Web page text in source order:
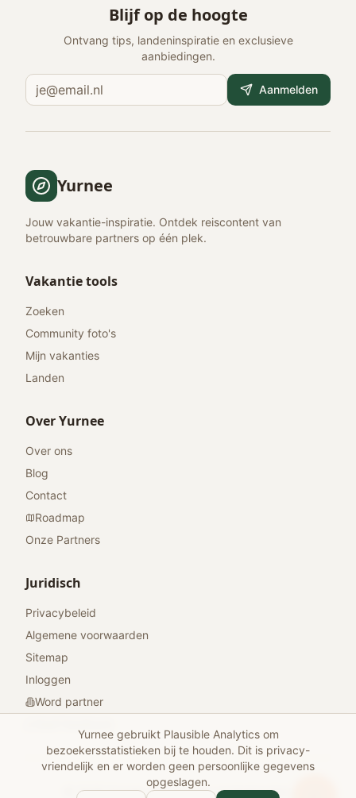
Blijf op de hoogte
Ontvang tips, landeninspiratie en exclusieve
aanbiedingen.
Aanmelden
Yurnee
Jouw vakantie-inspiratie. Ontdek reiscontent van
betrouwbare partners op één plek.
Vakantie tools
Zoeken
Community foto's
Mijn vakanties
Landen
Over Yurnee
Over ons
Blog
Contact
Roadmap
Onze Partners
Juridisch
Privacybeleid
Algemene voorwaarden
Sitemap
Inloggen
Word partner
© 2026 Yurnee. Alle rechten voorbehouden.
Yurnee gebruikt Plausible Analytics om
bezoekersstatistieken bij te houden. Dit is privacy-
vriendelijk en er worden geen persoonlijke gegevens
opgeslagen.